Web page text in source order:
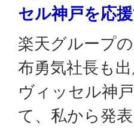
セル神戸を応
楽天グループ
布勇気社長も
ヴィッセル神
て、私から発